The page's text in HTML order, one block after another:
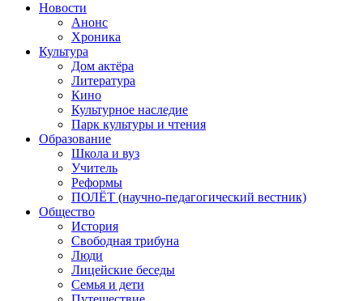
Новости
Анонс
Хроника
Культура
Дом актёра
Литература
Кино
Культурное наследие
Парк культуры и чтения
Образование
Школа и вуз
Учитель
Реформы
ПОЛЁТ (научно-педагогический вестник)
Общество
История
Свободная трибуна
Люди
Лицейские беседы
Семья и дети